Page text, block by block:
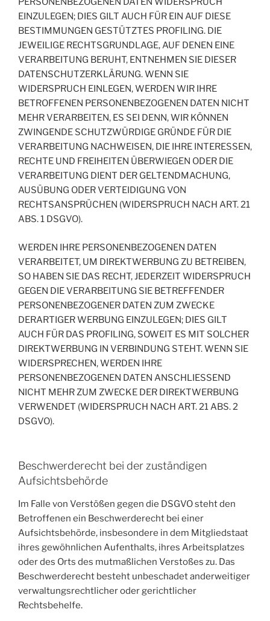
EINZULEGEN; DIES GILT AUCH FÜR EIN AUF DIESE
BESTIMMUNGEN GESTÜTZTES PROFILING. DIE
JEWEILIGE RECHTSGRUNDLAGE, AUF DENEN EINE
VERARBEITUNG BERUHT, ENTNEHMEN SIE DIESER
DATENSCHUTZERKLÄRUNG. WENN SIE
WIDERSPRUCH EINLEGEN, WERDEN WIR IHRE
BETROFFENEN PERSONENBEZOGENEN DATEN NICHT
MEHR VERARBEITEN, ES SEI DENN, WIR KÖNNEN
ZWINGENDE SCHUTZWÜRDIGE GRÜNDE FÜR DIE
VERARBEITUNG NACHWEISEN, DIE IHRE INTERESSEN,
RECHTE UND FREIHEITEN ÜBERWIEGEN ODER DIE
VERARBEITUNG DIENT DER GELTENDMACHUNG,
AUSÜBUNG ODER VERTEIDIGUNG VON
RECHTSANSPRÜCHEN (WIDERSPRUCH NACH ART. 21
ABS. 1 DSGVO).
WERDEN IHRE PERSONENBEZOGENEN DATEN
VERARBEITET, UM DIREKTWERBUNG ZU BETREIBEN,
SO HABEN SIE DAS RECHT, JEDERZEIT WIDERSPRUCH
GEGEN DIE VERARBEITUNG SIE BETREFFENDER
PERSONENBEZOGENER DATEN ZUM ZWECKE
DERARTIGER WERBUNG EINZULEGEN; DIES GILT
AUCH FÜR DAS PROFILING, SOWEIT ES MIT SOLCHER
DIREKTWERBUNG IN VERBINDUNG STEHT. WENN SIE
WIDERSPRECHEN, WERDEN IHRE
PERSONENBEZOGENEN DATEN ANSCHLIESSEND
NICHT MEHR ZUM ZWECKE DER DIREKTWERBUNG
VERWENDET (WIDERSPRUCH NACH ART. 21 ABS. 2
DSGVO).
Beschwerderecht bei der zuständigen
Aufsichtsbehörde
Im Falle von Verstößen gegen die DSGVO steht den
Betroffenen ein Beschwerderecht bei einer
Aufsichtsbehörde, insbesondere in dem Mitgliedstaat
ihres gewöhnlichen Aufenthalts, ihres Arbeitsplatzes
oder des Orts des mutmaßlichen Verstoßes zu. Das
Beschwerderecht besteht unbeschadet anderweitiger
verwaltungsrechtlicher oder gerichtlicher
Rechtsbehelfe.